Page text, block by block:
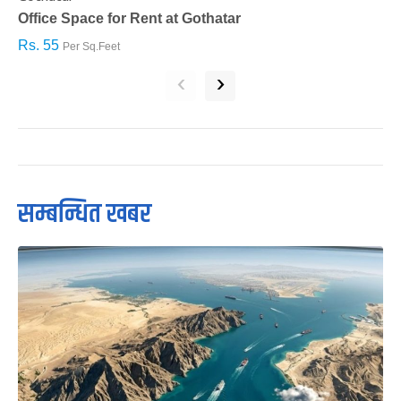
Office Space for Rent at Gothatar
Rs. 55 Per Sq.Feet
‹ ›
सम्बन्धित खबर